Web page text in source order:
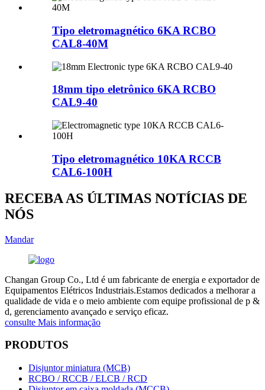
Tipo eletromagnético 6KA RCBO
CAL8-40M
18mm tipo eletrônico 6KA RCBO
CAL9-40
Tipo eletromagnético 10KA RCCB
CAL6-100H
RECEBA AS ÚLTIMAS NOTÍCIAS DE
NÓS
Mandar
Changan Group Co., Ltd é um fabricante de energia e exportador de
Equipamentos Elétricos Industriais.Estamos dedicados a melhorar a
qualidade de vida e o meio ambiente com equipe profissional de p &
d, gerenciamento avançado e serviço eficaz.
consulte Mais informação
PRODUTOS
Disjuntor miniatura (MCB)
RCBO / RCCB / ELCB / RCD